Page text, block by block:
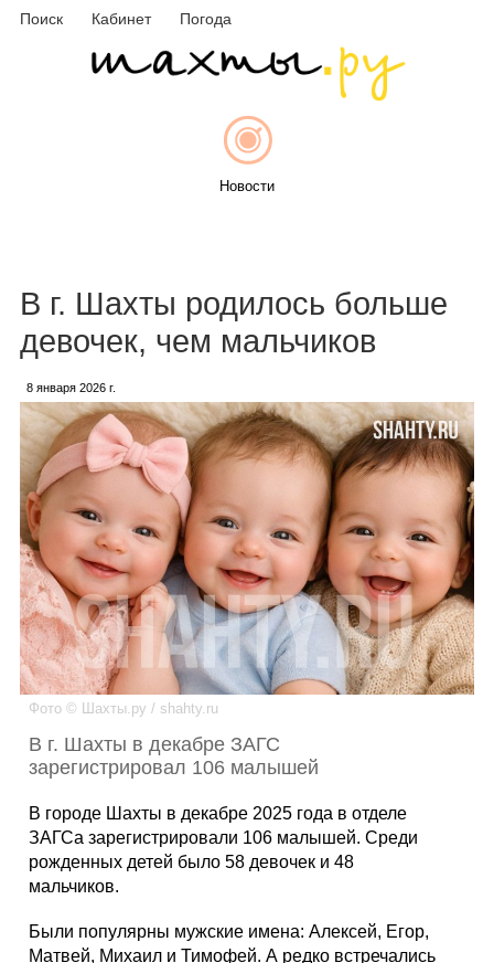
Поиск Кабинет Погода
Новости
Каталог
Инфо
Карты
В г. Шахты родилось больше
девочек, чем мальчиков
8 января 2026 г.
Фото © Шахты.ру / shahty.ru
В г. Шахты в декабре ЗАГС
зарегистрировал 106 малышей
В городе Шахты в декабре 2025 года в отделе
ЗАГСа зарегистрировали 106 малышей. Среди
рожденных детей было 58 девочек и 48
мальчиков.
Были популярны мужские имена: Алексей, Егор,
Матвей, Михаил и Тимофей. А редко встречались